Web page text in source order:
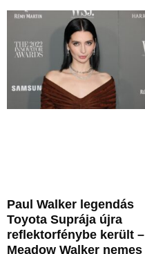
Paul Walker legendás
Toyota Suprája újra
reflektorfénybe került –
Meadow Walker nemes